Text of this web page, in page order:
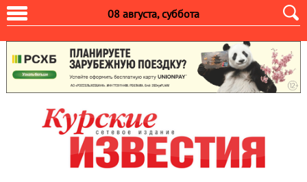
08 августа, суббота